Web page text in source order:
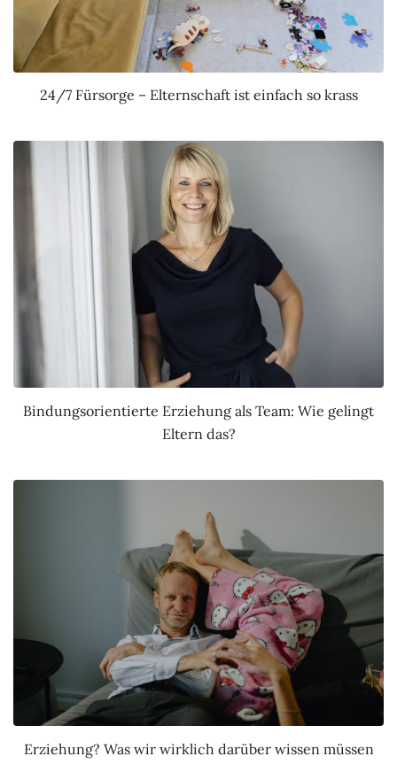
24/7 Fürsorge – Elternschaft ist einfach so krass
Bindungsorientierte Erziehung als Team: Wie gelingt
Eltern das?
Erziehung? Was wir wirklich darüber wissen müssen